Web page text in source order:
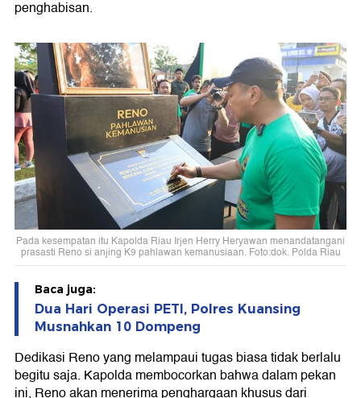
penghabisan.
Pada kesempatan itu Kapolda Riau Irjen Herry Heryawan menandatangani
prasasti Reno si anjing K9 pahlawan kemanusiaan. Foto:dok. Polda Riau
Baca juga:
Dua Hari Operasi PETI, Polres Kuansing
Musnahkan 10 Dompeng
Dedikasi Reno yang melampaui tugas biasa tidak berlalu
begitu saja. Kapolda membocorkan bahwa dalam pekan
ini, Reno akan menerima penghargaan khusus dari